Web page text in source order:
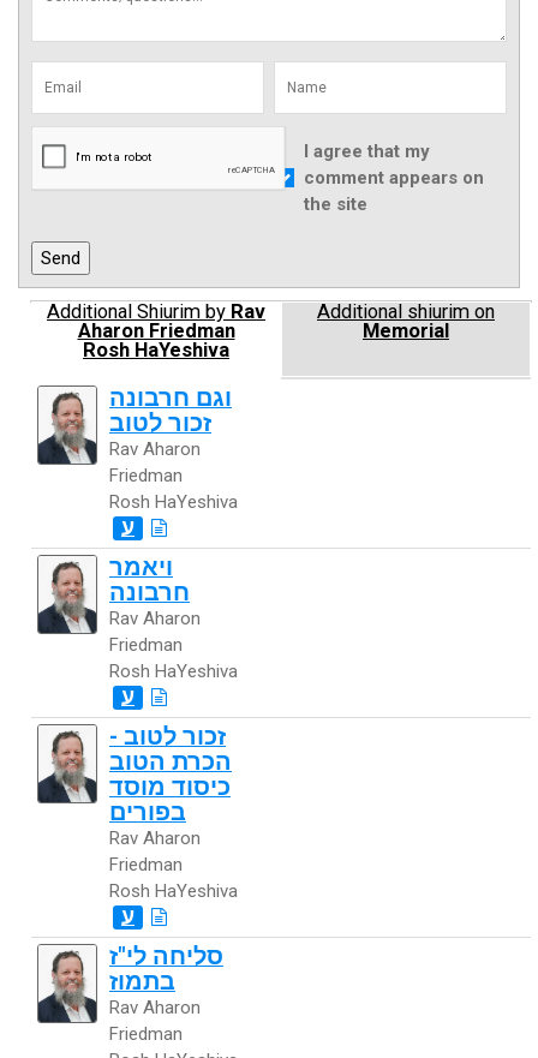
I agree that my
comment appears on
the site
Additional Shiurim by Rav
Aharon Friedman
Rosh HaYeshiva
Additional shiurim on
Memorial
וגם חרבונה
זכור לטוב
Rav Aharon
Friedman
Rosh HaYeshiva
ע
ויאמר
חרבונה
Rav Aharon
Friedman
Rosh HaYeshiva
ע
זכור לטוב -
הכרת הטוב
כיסוד מוסד
בפורים
Rav Aharon
Friedman
Rosh HaYeshiva
ע
סליחה לי"ז
בתמוז
Rav Aharon
Friedman